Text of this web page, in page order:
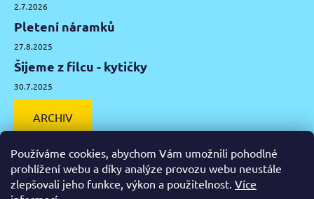
Používáme cookies, abychom Vám umožnili pohodlné
prohlížení webu a díky analýze provozu webu neustále
zlepšovali jeho funkce, výkon a použitelnost. Více
2.7.2026
Pletení náramků
27.8.2025
Šijeme z filcu - kytičky
30.7.2025
ARCHIV